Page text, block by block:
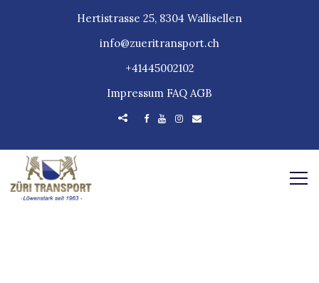
Hertistrasse 25, 8304 Wallisellen
info@zueritransport.ch
+41445002102
Impressum FAQ AGB